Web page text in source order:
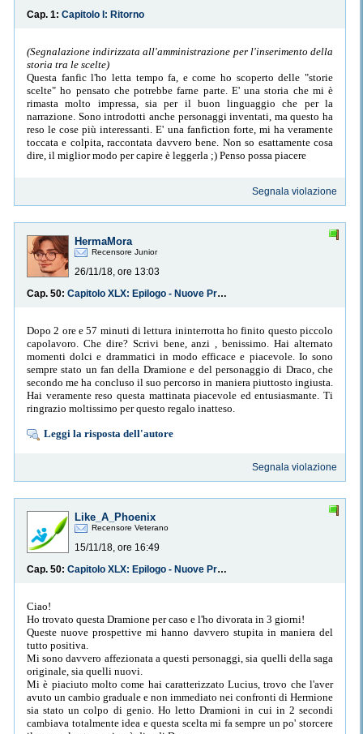
Cap. 1: Capitolo I: Ritorno
(Segnalazione indirizzata all'amministrazione per l'inserimento della
storia tra le scelte)
Questa fanfic l'ho letta tempo fa, e come ho scoperto delle "storie
scelte" ho pensato che potrebbe farne parte. E' una storia che mi è
rimasta molto impressa, sia per il buon linguaggio che per la
narrazione. Sono introdotti anche personaggi inventati, ma questo ha
reso le cose più interessanti. E' una fanfiction forte, mi ha veramente
toccata e colpita, raccontata davvero bene. Non so esattamente cosa
dire, il miglior modo per capire è leggerla ;) Penso possa piacere
Segnala violazione
HermaMora
Recensore Junior
26/11/18, ore 13:03
Cap. 50:
Capitolo XLX: Epilogo - Nuove Prospettive
Dopo 2 ore e 57 minuti di lettura ininterrotta ho finito questo piccolo
capolavoro. Che dire? Scrivi bene, anzi , benissimo. Hai alternato
momenti dolci e drammatici in modo efficace e piacevole. Io sono
sempre stato un fan della Dramione e del personaggio di Draco, che
secondo me ha concluso il suo percorso in maniera piuttosto ingiusta.
Hai veramente reso questa mattinata piacevole ed entusiasmante. Ti
ringrazio moltissimo per questo regalo inatteso.
Leggi la risposta dell'autore
Segnala violazione
Like_A_Phoenix
Recensore Veterano
15/11/18, ore 16:49
Cap. 50:
Capitolo XLX: Epilogo - Nuove Prospettive
Ciao!
Ho trovato questa Dramione per caso e l'ho divorata in 3 giorni!
Queste nuove prospettive mi hanno davvero stupita in maniera del
tutto positiva.
Mi sono davvero affezionata a questi personaggi, sia quelli della saga
originale, sia quelli nuovi.
Mi è piaciuto molto come hai caratterizzato Lucius, trovo che l'aver
avuto un cambio graduale e non immediato nei confronti di Hermione
sia stato un colpo di genio. Ho letto Dramioni in cui in 2 secondi
cambiava totalmente idea e questa scelta mi fa sempre un po' storcere